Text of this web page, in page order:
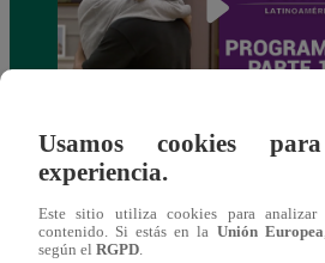
El poder del amor – Domingo 12 de
septiembre del 2021 (1/3)
Usamos cookies
experiencia.
Este sitio utiliza cookies para
contenido. Si estás en la Unión Europea
según el RGPD